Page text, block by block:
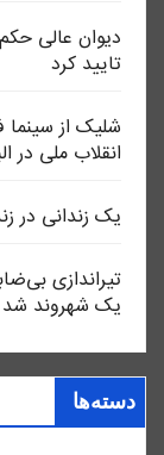
دیوان عالی
تایید کرد
شلیک از
انقلاب ملی در
یک زندانی در
تیراندازی
یک شهروند شد
دسته‌ها